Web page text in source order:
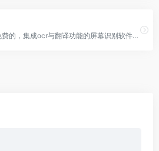
团子翻译器是一款免费的，集成ocr与翻译功能的屏幕识别软件，可帮助理解大部分英文/日文游戏